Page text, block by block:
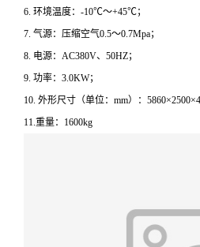
6. 环境温度：-10℃～+45℃；
7. 气源：压缩空气0.5～0.7Mpa；
8. 电源：AC380V、50HZ；
9. 功率：3.0KW；
10. 外形尺寸（单位：mm）：
11.重量：1600kg